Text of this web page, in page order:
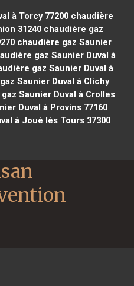
à Torcy 77200chaudière
31240chaudière gaz
chaudière gaz Saunier
gaz Saunier Duval à
gaz Saunier Duval à
Saunier Duval à Clichy
Saunier Duval à Crolles
Duval à Provins 77160
à Joué lès Tours 37300